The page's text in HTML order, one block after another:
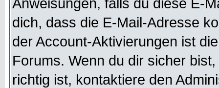
Anweisungen, falls du diese E-
dich, dass die E-Mail-Adresse
der Account-Aktivierungen ist
Forums. Wenn du dir sicher
richtig ist, kontaktiere den